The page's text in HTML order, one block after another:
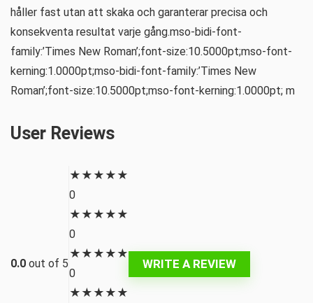
håller fast utan att skaka och garanterar precisa och
konsekventa resultat varje gång.mso-bidi-font-
family:’Times New Roman’;font-size:10.5000pt;mso-font-
kerning:1.0000pt;mso-bidi-font-family:’Times New
Roman’;font-size:10.5000pt;mso-font-kerning:1.0000pt; m
User Reviews
0.0 out of 5
★ ★ ★ ★ ★
0
★ ★ ★ ★ ★
0
★ ★ ★ ★ ★
0
★ ★ ★ ★ ★
WRITE A REVIEW